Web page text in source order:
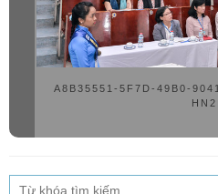
A8B35551-5F7D-49B0-
HN2